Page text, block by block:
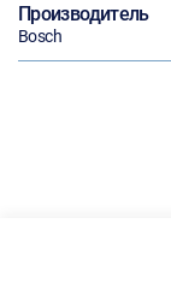
Производитель
Bosch